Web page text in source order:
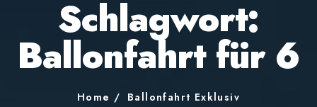
Schlagwort:
Ballonfahrt für 6
Home Ballonfahrt Exklusiv